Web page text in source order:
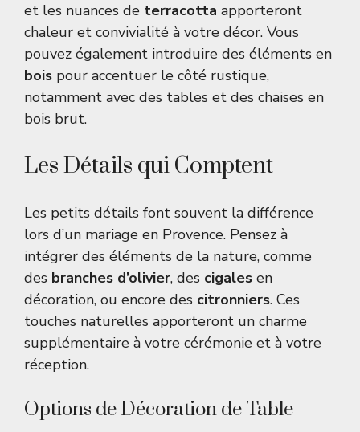
et les nuances de terracotta apporteront
chaleur et convivialité à votre décor. Vous
pouvez également introduire des éléments en
bois pour accentuer le côté rustique,
notamment avec des tables et des chaises en
bois brut.
Les Détails qui Comptent
Les petits détails font souvent la différence
lors d’un mariage en Provence. Pensez à
intégrer des éléments de la nature, comme
des branches d’olivier, des cigales en
décoration, ou encore des citronniers. Ces
touches naturelles apporteront un charme
supplémentaire à votre cérémonie et à votre
réception.
Options de Décoration de Table